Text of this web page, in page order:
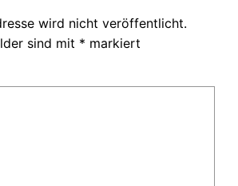
wird nicht veröffentlicht.
sind mit * markiert